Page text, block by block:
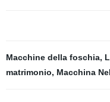
Macchine della foschia,
matrimonio, Macchina